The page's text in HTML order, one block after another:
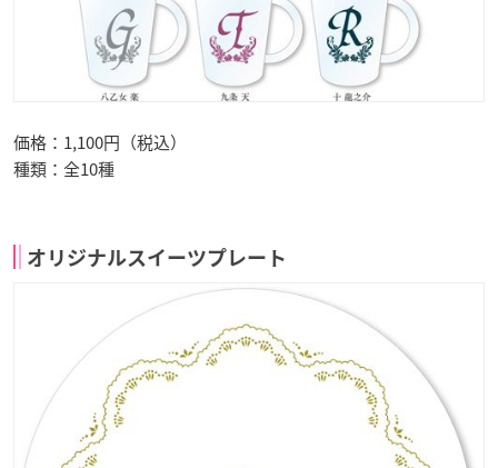
価格：1,100円（税込）
種類：全10種
オリジナルスイーツプレート